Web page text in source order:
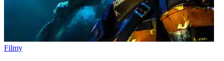
Filmy